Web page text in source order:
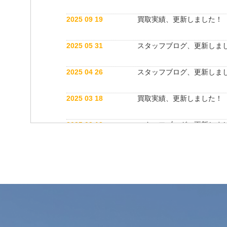
2025 09 19 買取実績、更新しました！
2025 05 31 スタッフブログ、更新しま
2025 04 26 スタッフブログ、更新しま
2025 03 18 買取実績、更新しました！
2025 03 12 スタッフブログ、更新しま